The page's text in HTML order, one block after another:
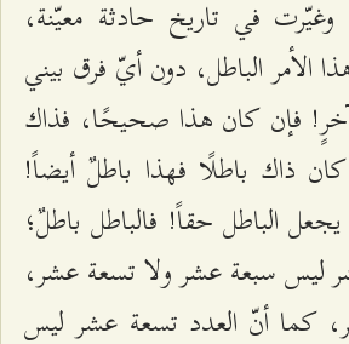
في تاريخ حادثة معيّنة،
الأمر الباطل، دون أيّ فرق بيني
فإن كان هذا صحيحًا، فذاك
ذاك باطلًا فهذا باطلٌ أيضاً!
يجعل الباطل حقاً! فالباطل باطلٌ؛
ليس سبعة عشر ولا تسعة عشر،
كما أنّ العدد تسعة عشر ليس